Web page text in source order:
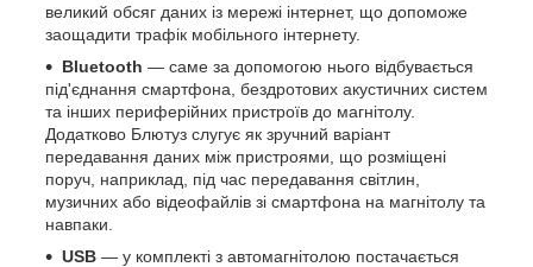
великий обсяг даних із мережі інтернет, що допоможе
заощадити трафік мобільного інтернету.
Bluetooth — саме за допомогою нього відбувається
під'єднання смартфона, бездротових акустичних систем
та інших периферійних пристроїв до магнітолу.
Додатково Блютуз слугує як зручний варіант
передавання даних між пристроями, що розміщені
поруч, наприклад, під час передавання світлин,
музичних або відеофайлів зі смартфона на магнітолу та
навпаки.
USB — у комплекті з автомагнітолою постачається